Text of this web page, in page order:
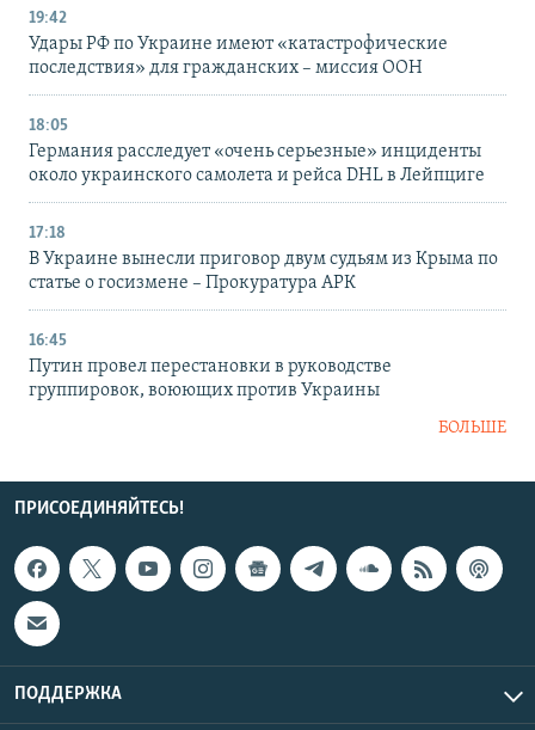
19:42
Удары РФ по Украине имеют «катастрофические
последствия» для гражданских – миссия ООН
18:05
Германия расследует «очень серьезные» инциденты
около украинского самолета и рейса DHL в Лейпциге
17:18
В Украине вынесли приговор двум судьям из Крыма по
статье о госизмене – Прокуратура АРК
16:45
Путин провел перестановки в руководстве
группировок, воюющих против Украины
БОЛЬШЕ
ПРИСОЕДИНЯЙТЕСЬ!
ПОДДЕРЖКА